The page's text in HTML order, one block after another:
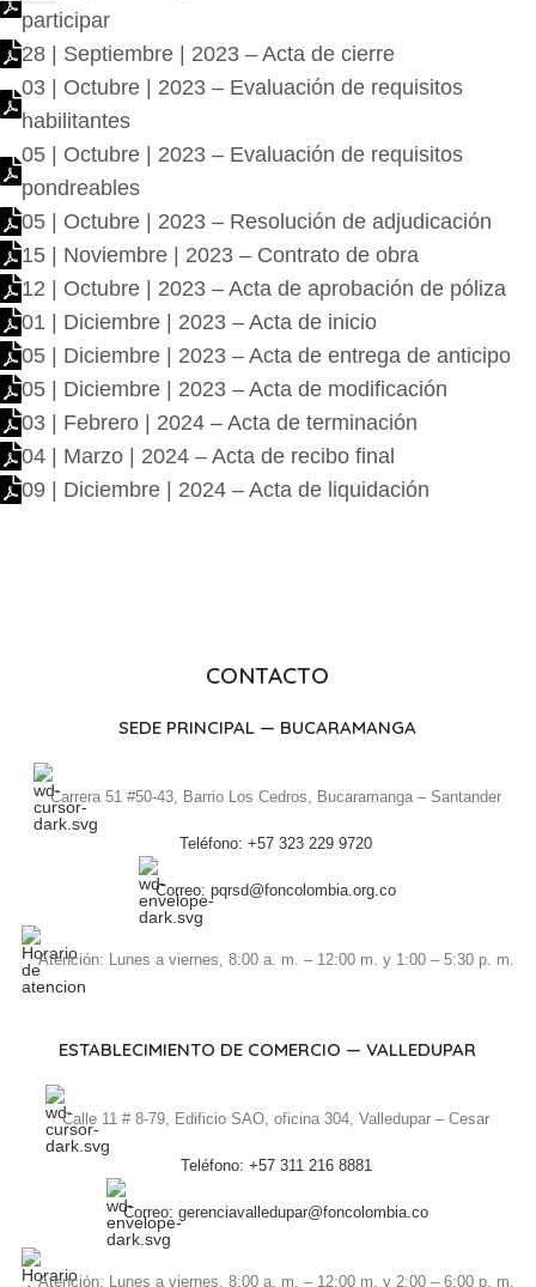
participar
28 | Septiembre | 2023 – Acta de cierre
03 | Octubre | 2023 – Evaluación de requisitos
habilitantes
05 | Octubre | 2023 – Evaluación de requisitos
pondreables
05 | Octubre | 2023 – Resolución de adjudicación
15 | Noviembre | 2023 – Contrato de obra
12 | Octubre | 2023 – Acta de aprobación de póliza
01 | Diciembre | 2023 – Acta de inicio
05 | Diciembre | 2023 – Acta de entrega de anticipo
05 | Diciembre | 2023 – Acta de modificación
03 | Febrero | 2024 – Acta de terminación
04 | Marzo | 2024 – Acta de recibo final
09 | Diciembre | 2024 – Acta de liquidación
CONTACTO
SEDE PRINCIPAL — BUCARAMANGA
Carrera 51 #50-43, Barrio Los Cedros, Bucaramanga – Santander
Teléfono: +57 323 229 9720
Correo: pqrsd@foncolombia.org.co
Atención: Lunes a viernes, 8:00 a. m. – 12:00 m. y 1:00 – 5:30 p. m.
ESTABLECIMIENTO DE COMERCIO — VALLEDUPAR
Calle 11 # 8-79, Edificio SAO, oficina 304, Valledupar – Cesar
Teléfono: +57 311 216 8881
Correo: gerenciavalledupar@foncolombia.co
Atención: Lunes a viernes, 8:00 a. m. – 12:00 m. y 2:00 – 6:00 p. m.